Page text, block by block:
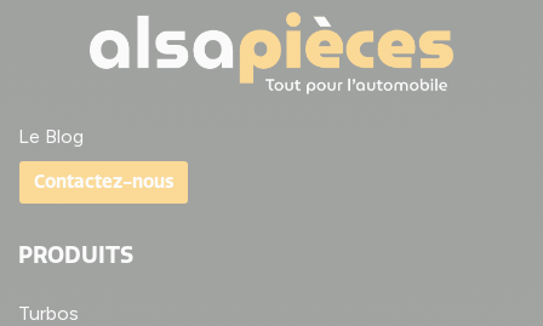
Le Blog
Contactez-nous
PRODUITS
Turbos